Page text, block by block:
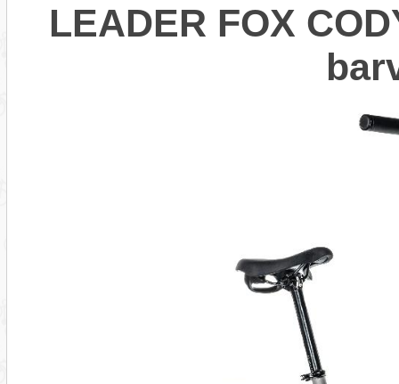
LEADER FOX